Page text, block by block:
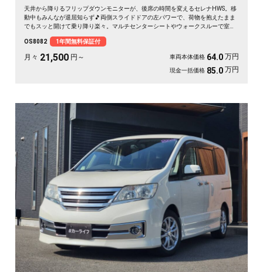
天井から降りるフリップダウンモニターが、後席の時間を変えるセレナHWS。移
動中もみんなが退屈知らず🎵両側スライドドアの左パワーで、荷物を抱えたまま
でもスッと開けて乗り降り楽々。マルチセンターシートやウォークスルーで室内
ごと1年保証付でどうぞ🚗✨💫👍
OS8082 1年間無料保証付
月々 21,500 円～ 車両本体価格 64.0 万円
現金一括価格 85.0 万円